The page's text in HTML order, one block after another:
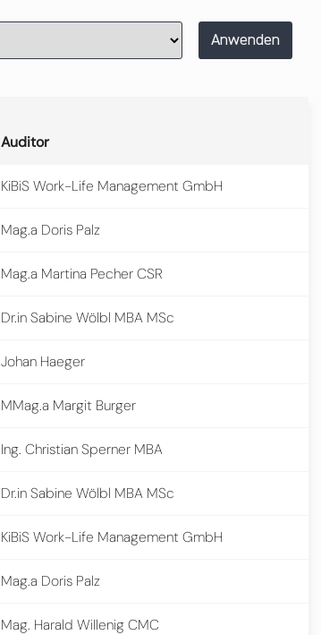
Anwenden
Auditor
KiBiS Work-Life Management GmbH
Mag.a Doris Palz
Mag.a Martina Pecher CSR
Dr.in Sabine Wölbl MBA MSc
Johan Haeger
MMag.a Margit Burger
Ing. Christian Sperner MBA
Dr.in Sabine Wölbl MBA MSc
KiBiS Work-Life Management GmbH
Mag.a Doris Palz
Mag. Harald Willenig CMC